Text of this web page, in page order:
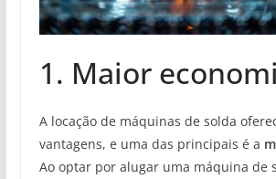
1. Maior
A locação de máquinas de solda
vantagens, e uma das principais é a
Ao optar por alugar uma máquina de